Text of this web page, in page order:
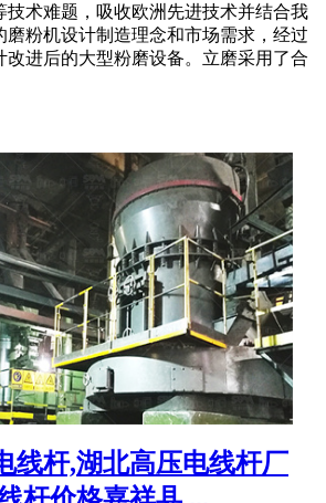
技术难题，吸收欧洲先进技术并结合我
磨粉机设计制造理念和市场需求，经过
改进后的大型粉磨设备。立磨采用了合
线杆,湖北高压电线杆厂